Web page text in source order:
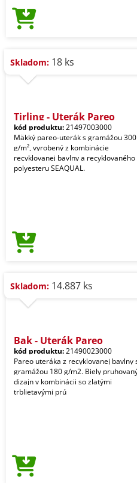
Skladom: 18 ks
Tirling - Uterák Pareo
kód produktu:21497003000
Mäkký pareo-uterák s gramážou 300
g/m², vyrobený z kombinácie
recyklovanej bavlny a recyklovaného
polyesteru SEAQUAL.
Skladom: 14.887 ks
Bak - Uterák Pareo
kód produktu:21490023000
Pareo uteráka z recyklovanej bavlny
gramážou 180 g/m2. Biely
dizajn v kombinácii so zlatými
trblietavými prú